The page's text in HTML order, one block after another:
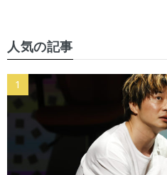
人気の記事